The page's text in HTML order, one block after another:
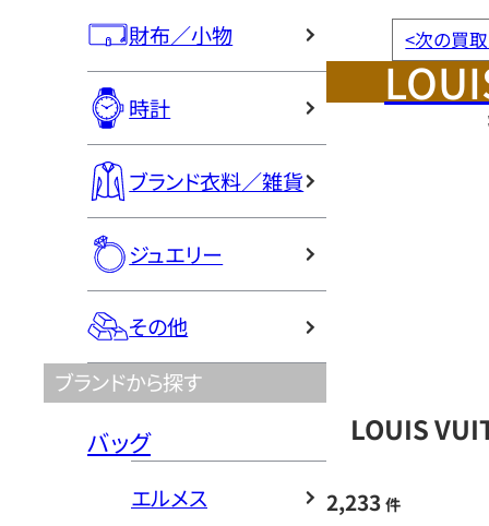
財布／小物
時計
ブランド衣料／雑貨
ジュエリー
その他
ブランドから探す
バッグ
エルメス
<次の買
LOUIS
2,233 件